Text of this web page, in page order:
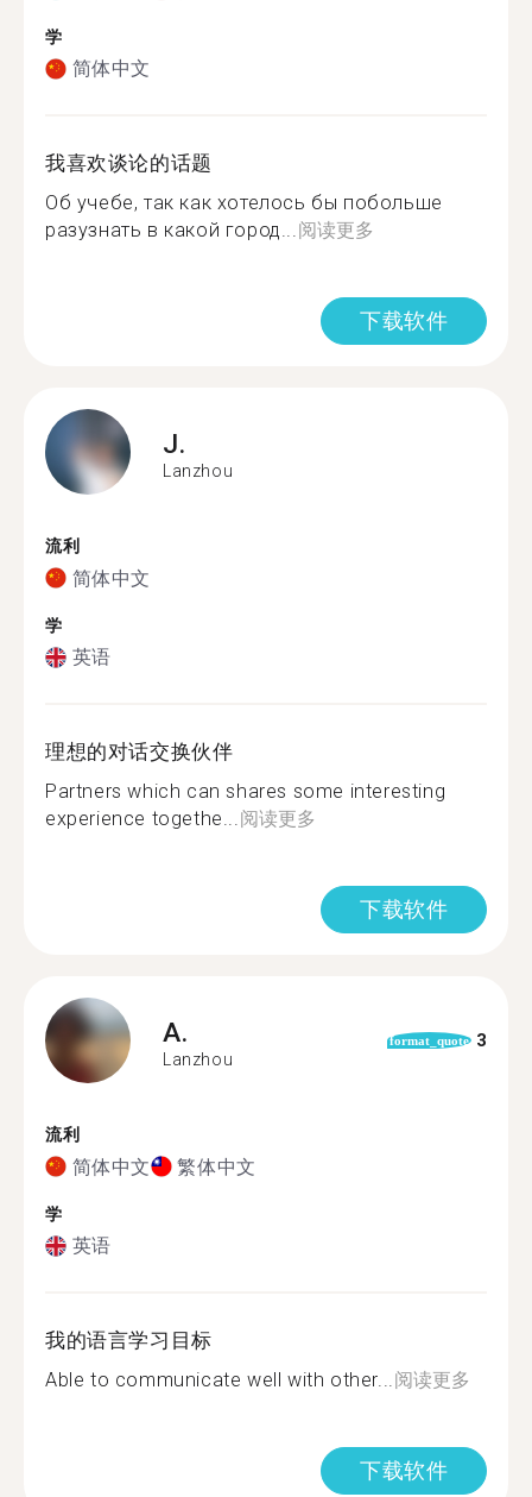
学
简体中文
我喜欢谈论的话题
Об учебе, так как хотелось бы побольше
разузнать в какой город...阅读更多
下载软件
J.
Lanzhou
流利
简体中文
学
英语
理想的对话交换伙伴
Partners which can shares some interesting
experience togethe...阅读更多
下载软件
A.
Lanzhou
format_quote 3
流利
简体中文 繁体中文
学
英语
我的语言学习目标
Able to communicate well with other...阅读更多
下载软件